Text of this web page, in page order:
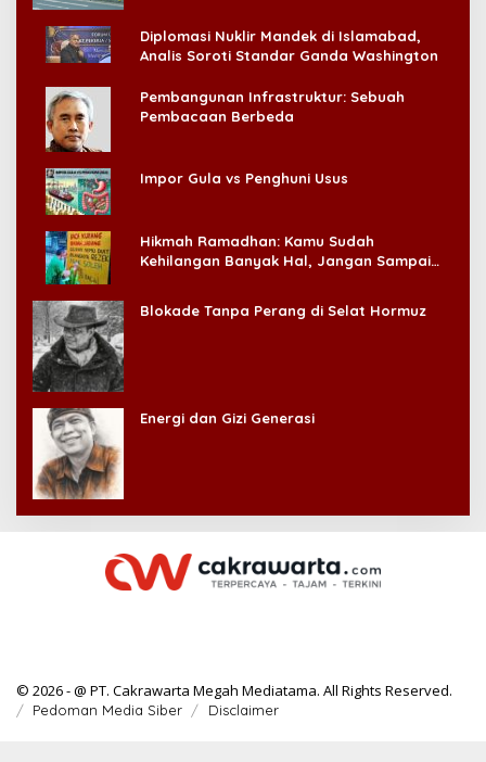
Diplomasi Nuklir Mandek di Islamabad,
Analis Soroti Standar Ganda Washington
Pembangunan Infrastruktur: Sebuah
Pembacaan Berbeda
Impor Gula vs Penghuni Usus
Hikmah Ramadhan: Kamu Sudah
Kehilangan Banyak Hal, Jangan Sampai
Blokade Tanpa Perang di Selat Hormuz
Energi dan Gizi Generasi
© 2026 - @ PT. Cakrawarta Megah Mediatama. All Rights Reserved.
Pedoman Media Siber Disclaimer